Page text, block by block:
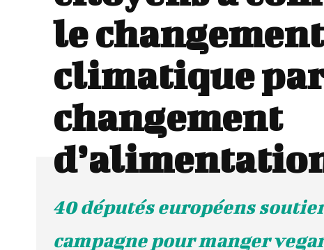
le changement
climatique
changement
40 députés européens
campagne pour manger